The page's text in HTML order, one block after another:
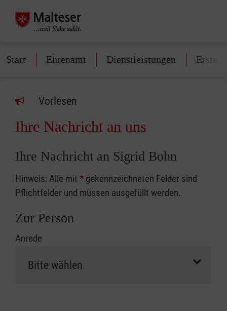
Start Ehrenamt Dienstleistungen Erste-
Vorlesen
Ihre Nachricht an uns
Ihre Nachricht an Sigrid Bohn
Hinweis: Alle mit * gekennzeichneten Felder sind
Pflichtfelder und müssen ausgefüllt werden.
Zur Person
Anrede